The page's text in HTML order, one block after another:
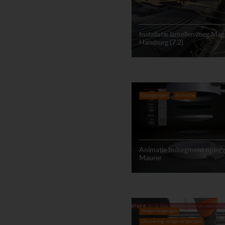
Installatie lamellenvoeg
Hamburg (7.2)
Opleggingen Animatie
Animatie bolsegment
Maurer
Voegovergangen
Uitvoering voegovergangen